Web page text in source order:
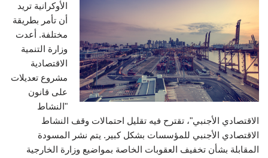
الأوكرانية تريد
أن تأمر بطريقة
مختلفة. أعدت
وزارة التنمية
الاقتصادية
مشروع تعديلات
على قانون
"النشاط
الاقتصادي الأجنبي"، تقترح فيه تقليل احتمالات وقف النشاط
الاقتصادي الأجنبي للمؤسسات بشكل كبير. يتم نشر المسودة
المقابلة بشأن تخفيف العقوبات الخاصة بمواضيع وزارة الخارجية